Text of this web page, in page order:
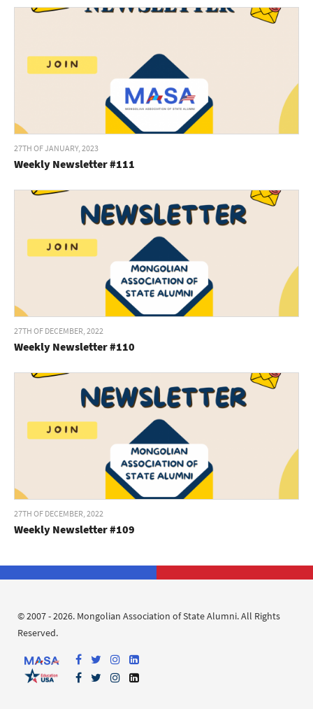
27TH OF JANUARY, 2023
Weekly Newsletter #111
27TH OF DECEMBER, 2022
Weekly Newsletter #110
27TH OF DECEMBER, 2022
Weekly Newsletter #109
© 2007 - 2026. Mongolian Association of State Alumni. All Rights
Reserved.